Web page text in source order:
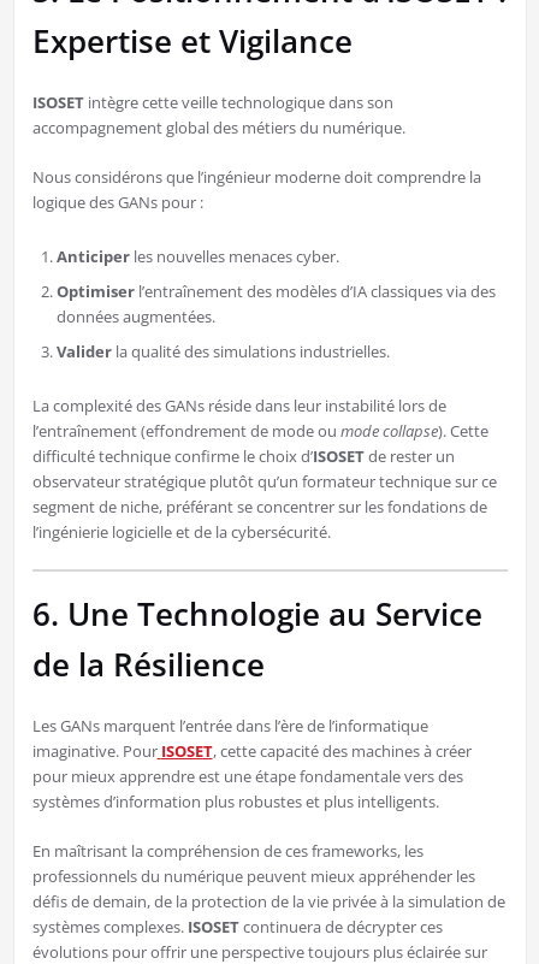
Expertise et Vigilance
ISOSETintègre cette veille technologique dans son
accompagnement global des métiers du numérique.
Nous considérons que l’ingénieur moderne doit comprendre la
logique des GANs pour :
Anticiperles nouvelles menaces cyber.
Optimiserl’entraînement des modèles d’IA classiques via des
données augmentées.
Validerla qualité des simulations industrielles.
La complexité des GANs réside dans leur instabilité lors de
l’entraînement (effondrement de mode ou mode collapse). Cette
difficulté technique confirme le choix d’ISOSETde rester un
observateur stratégique plutôt qu’un formateur technique sur ce
segment de niche, préférant se concentrer sur les fondations de
l’ingénierie logicielle et de la cybersécurité.
6. Une Technologie au Service
de la Résilience
Les GANs marquent l’entrée dans l’ère de l’informatique
imaginative. Pour ISOSET, cette capacité des machines à créer
pour mieux apprendre est une étape fondamentale vers des
systèmes d’information plus robustes et plus intelligents.
En maîtrisant la compréhension de ces frameworks, les
professionnels du numérique peuvent mieux appréhender les
défis de demain, de la protection de la vie privée à la simulation de
systèmes complexes. ISOSETcontinuera de décrypter ces
évolutions pour offrir une perspective toujours plus éclairée sur